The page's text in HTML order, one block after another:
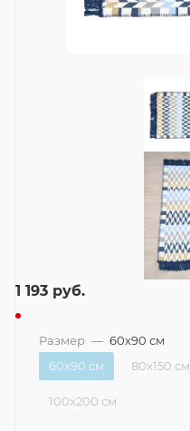
1 193 руб.
Размер — 60x90 см
60x90 см
80x150 см
100x200 см